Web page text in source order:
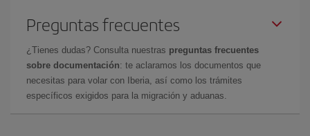
Preguntas frecuentes
¿Tienes dudas? Consulta nuestras preguntas frecuentes
sobre documentación: te aclaramos los documentos que
necesitas para volar con Iberia, así como los trámites
específicos exigidos para la migración y aduanas.